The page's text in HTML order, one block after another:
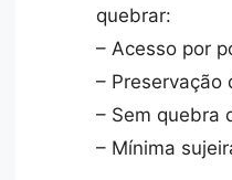
quebrar:
– Acesso por
– Preservação
– Sem quebra
– Mínima